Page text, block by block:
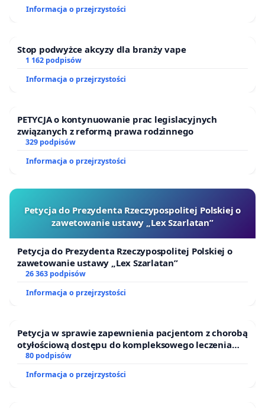
Informacja o przejrzystości
Stop podwyżce akcyzy dla branży vape
1 162 podpisów
Informacja o przejrzystości
PETYCJA o kontynuowanie prac legislacyjnych
związanych z reformą prawa rodzinnego
329 podpisów
Informacja o przejrzystości
Petycja do Prezydenta Rzeczypospolitej Polskiej o
zawetowanie ustawy „Lex Szarlatan”
Petycja do Prezydenta Rzeczypospolitej Polskiej o
zawetowanie ustawy „Lex Szarlatan”
26 363 podpisów
Informacja o przejrzystości
Petycja w sprawie zapewnienia pacjentom z chorobą
otyłościową dostępu do kompleksowego leczenia
oraz programów profilaktycznych.
80 podpisów
Informacja o przejrzystości